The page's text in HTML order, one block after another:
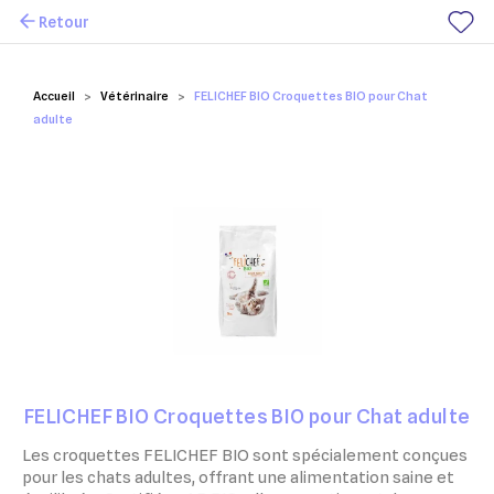
Mes favoris
Accueil Vétérinaire
FELICHEF BIO Croquettes BIO pour Chat
adulte
Retour
FELICHEF BIO Croquettes BIO pour Chat adulte
Les croquettes FELICHEF BIO sont spécialement conçues
pour les chats adultes, offrant une alimentation saine et